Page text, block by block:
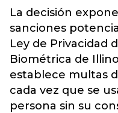
La decisión
sanciones
Ley de Privacidad
Biométrica de
establece multas
cada vez que se
persona sin su